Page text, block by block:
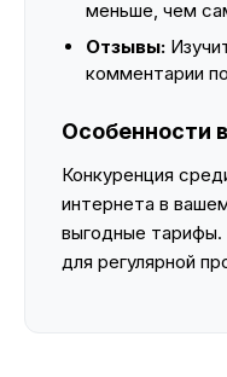
меньше, чем
Отзывы:
комментарии
Особенности
Конкуренция
интернета в
выгодные тарифы.
для регулярной